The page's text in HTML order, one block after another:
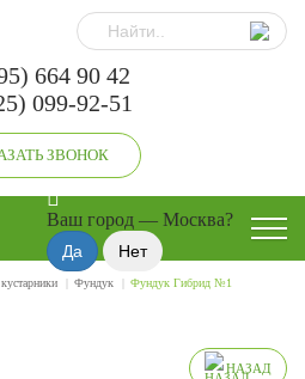
664 90 42
099-92-51
ЗВОНОК
Ваш город — Москва?
Фундук Фундук Гибрид №1
НАЗАД